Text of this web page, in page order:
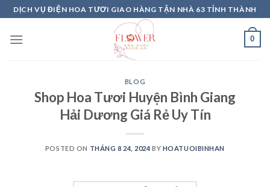
Skip
to
content
DỊCH VỤ ĐIỆN HOA TƯƠI GIAO HÀNG TẬN NHÀ 63 TỈNH THÀNH
0
BLOG
Shop Hoa Tươi Huyện Bình Giang
Hải Dương Giá Rẻ Uy Tín
POSTED ON THÁNG 8 24, 2024 BY HOATUOIBINHAN